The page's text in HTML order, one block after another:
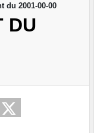
du 2001-00-00
DU